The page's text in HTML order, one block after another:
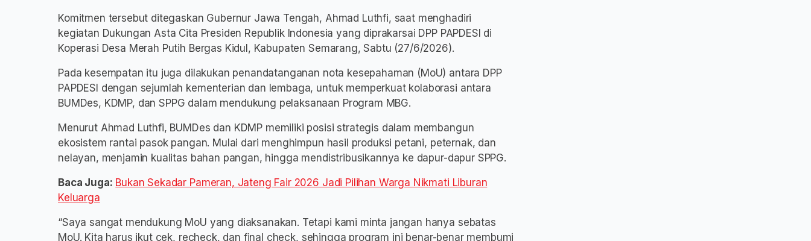
Komitmen tersebut ditegaskan Gubernur Jawa Tengah, Ahmad Luthfi, saat menghadiri
kegiatan Dukungan Asta Cita Presiden Republik Indonesia yang diprakarsai DPP PAPDESI di
Koperasi Desa Merah Putih Bergas Kidul, Kabupaten Semarang, Sabtu (27/6/2026).
Pada kesempatan itu juga dilakukan penandatanganan nota kesepahaman (MoU) antara DPP
PAPDESI dengan sejumlah kementerian dan lembaga, untuk memperkuat kolaborasi antara
BUMDes, KDMP, dan SPPG dalam mendukung pelaksanaan Program MBG.
Menurut Ahmad Luthfi, BUMDes dan KDMP memiliki posisi strategis dalam membangun
ekosistem rantai pasok pangan. Mulai dari menghimpun hasil produksi petani, peternak, dan
nelayan, menjamin kualitas bahan pangan, hingga mendistribusikannya ke dapur-dapur SPPG.
Baca Juga: Bukan Sekadar Pameran, Jateng Fair 2026 Jadi Pilihan Warga Nikmati Liburan
Keluarga
“Saya sangat mendukung MoU yang diaksanakan. Tetapi kami minta jangan hanya sebatas
MoU. Kita harus ikut cek, recheck, dan final check, sehingga program ini benar-benar membumi